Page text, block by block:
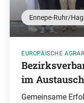
Ennepe-Ruhr/
EUROPÄISCHE
im
Gemeinsame